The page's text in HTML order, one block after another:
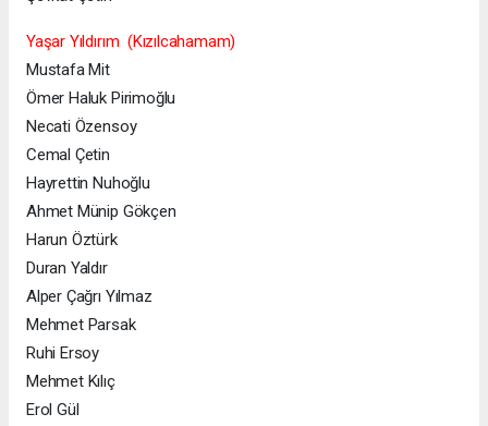
Yaşar Yıldırım (Kızılcahamam)
Mustafa Mit
Ömer Haluk Pirimoğlu
Necati Özensoy
Cemal Çetin
Hayrettin Nuhoğlu
Ahmet Münip Gökçen
Harun Öztürk
Duran Yaldır
Alper Çağrı Yılmaz
Mehmet Parsak
Ruhi Ersoy
Mehmet Kılıç
Erol Gül